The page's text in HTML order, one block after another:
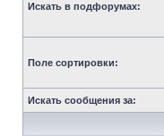
Искать в подфорумах:
Поле сортировки:
Искать сообщения за: